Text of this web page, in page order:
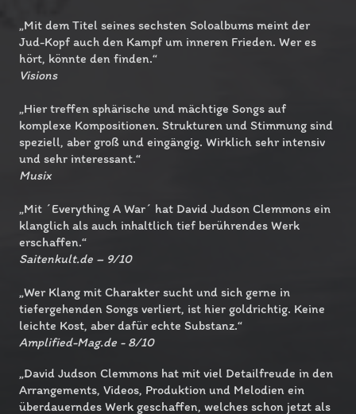
„Mit dem Titel seines sechsten Soloalbums meint der
Jud-Kopf auch den Kampf um inneren Frieden. Wer es
hört, könnte den finden.“
Visions
„Hier treffen sphärische und mächtige Songs auf
komplexe Kompositionen. Strukturen und Stimmung sind
speziell, aber groß und eingängig. Wirklich sehr intensiv
und sehr interessant.“
Musix
„Mit ´Everything A War´ hat David Judson Clemmons ein
klanglich als auch inhaltlich tief berührendes Werk
erschaffen.“
Saitenkult.de – 9/10
„Wer Klang mit Charakter sucht und sich gerne in
tiefergehenden Songs verliert, ist hier goldrichtig. Keine
leichte Kost, aber dafür echte Substanz.“
Amplified-Mag.de - 8/10
„David Judson Clemmons hat mit viel Detailfreude in den
Arrangements, Videos, Produktion und Melodien ein
überdauerndes Werk geschaffen, welches schon jetzt als